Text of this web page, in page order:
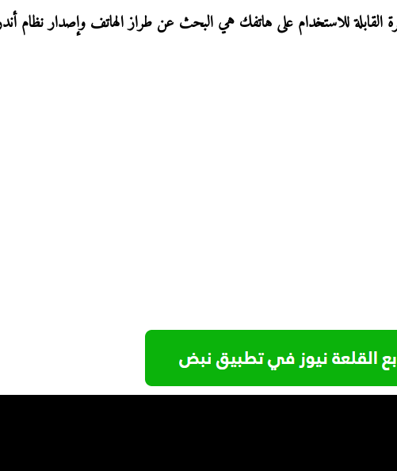
القابلة للاستخدام على هاتفك هي البحث عن طراز الهاتف وإصدار نظام